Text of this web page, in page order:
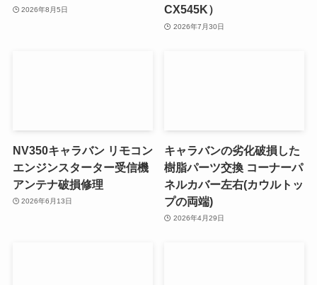
2026年8月5日
CX545K）
2026年7月30日
NV350キャラバン リモコン
エンジンスターター受信機
アンテナ破損修理
2026年6月13日
キャラバンの劣化破損した
樹脂パーツ交換 コーナーパ
ネルカバー左右(カウルトッ
プの両端)
2026年4月29日